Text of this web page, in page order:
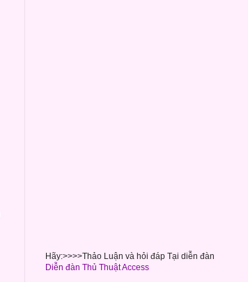
Hãy:>>>>Thảo Luận và hỏi đáp Tại diễn đàn
Diễn đàn Thủ Thuật Access